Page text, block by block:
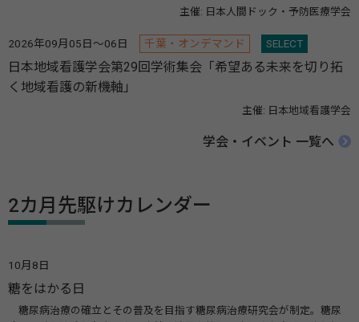
主催: 日本人間ドック・予防医療学会
2026年09月05日～06日 千葉・オンデマンド SELECT
日本地域看護学会第29回学術集会「希望ある未来を切り拓
く地域看護の新機軸」
主催: 日本地域看護学会
学会・イベント 一覧へ
2カ月先駆けカレンダー
10月8日
糖をはかる日
糖尿病治療の確立とその普及を目指す糖尿病治療研究会が制定。糖尿